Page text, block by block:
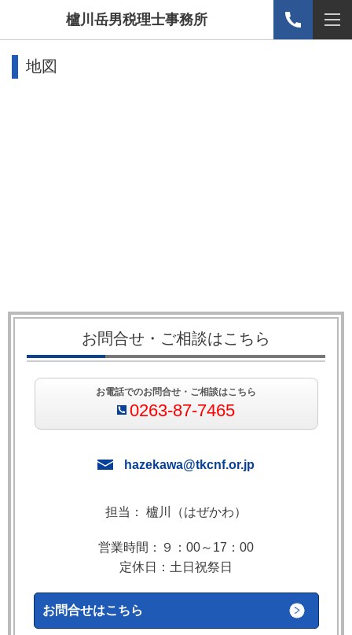
櫨川岳男税理士事務所
地図
お問合せ・ご相談はこちら
お電話でのお問合せ・ご相談はこちら
0263-87-7465
hazekawa@tkcnf.or.jp
担当： 櫨川（はぜかわ）
営業時間：９：00～17：00
定休日：土日祝祭日
お問合せはこちら